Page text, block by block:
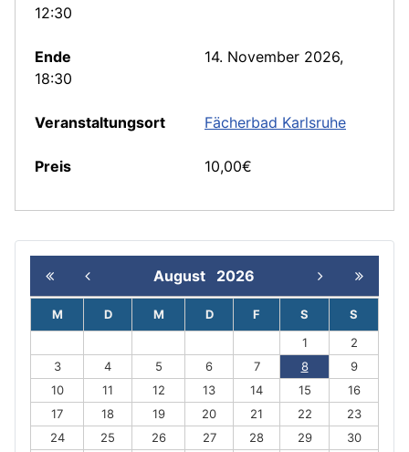
August 2026
M D M D F S
S
1
2
3
4 5 6 7 8
9
10
11 12 13 14 15
16
17
18 19 20 21 22
23
24
25 26 27 28 29
30
12:30
14. November 2026,
18:30
Fächerbad Karlsruhe
10,00€